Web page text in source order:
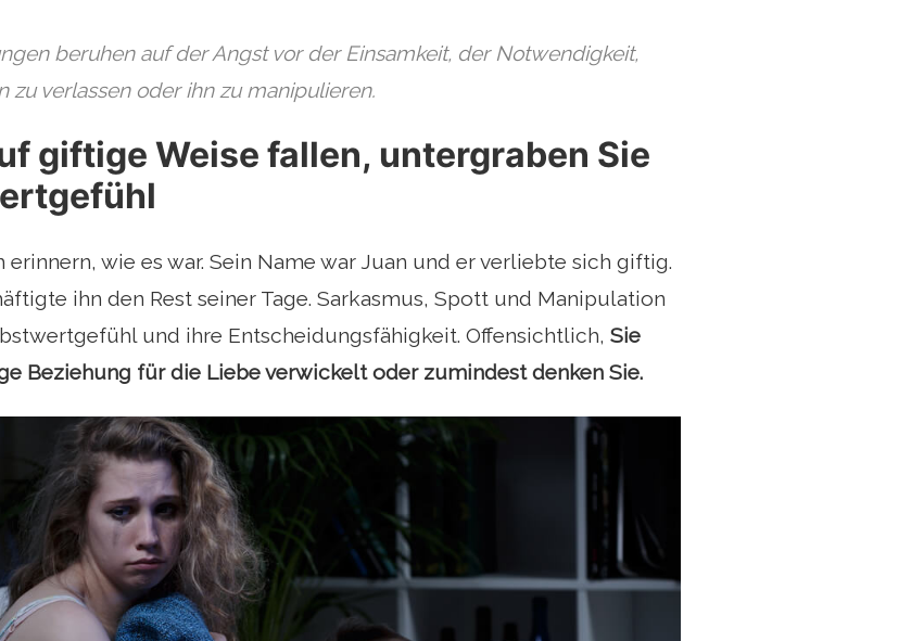
beruhen auf der Angst vor der Einsamkeit, der Notwendigkeit,
zu verlassen oder ihn zu manipulieren.
giftige Weise fallen, untergraben Sie
wie es war. Sein Name war Juan und er verliebte sich giftig.
ihn den Rest seiner Tage. Sarkasmus, Spott und Manipulation
und ihre Entscheidungsfähigkeit. Offensichtlich, Sie
Beziehung für die Liebe verwickelt oder zumindest denken Sie.